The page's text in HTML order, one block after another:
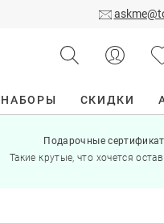
НАБОРЫ СКИДКИ
Подарочные
Такие крутые, что хочется